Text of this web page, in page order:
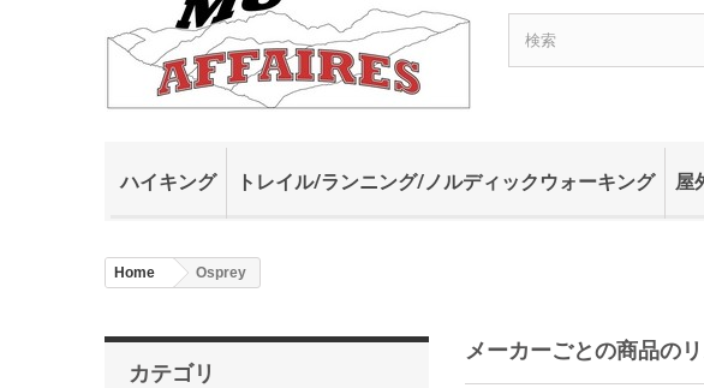
ハイキング トレイル/ランニング/ノルディックウォーキング 屋
Home Osprey
カテゴリ
メーカーごとの商品の